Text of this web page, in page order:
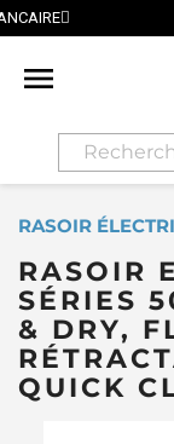
⭐ LIVRAISON

RASOIR
RASOIR
SÉRIES
& DRY,
QUICK